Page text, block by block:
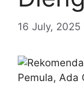
16 July, 2025